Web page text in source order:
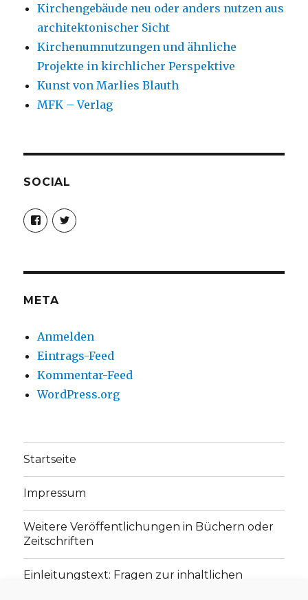
Kirchengebäude neu oder anders nutzen aus
architektonischer Sicht
Kirchenumnutzungen und ähnliche
Projekte in kirchlicher Perspektive
Kunst von Marlies Blauth
MFK – Verlag
SOCIAL
Profil
von
christoph.fleischer1
anzeigen
Profil
von
anzeigen
META
Anmelden
Eintrags-Feed
Kommentar-Feed
WordPress.org
Startseite
Impressum
Weitere Veröffentlichungen in Büchern oder
Zeitschriften
Einleitungstext: Fragen zur inhaltlichen